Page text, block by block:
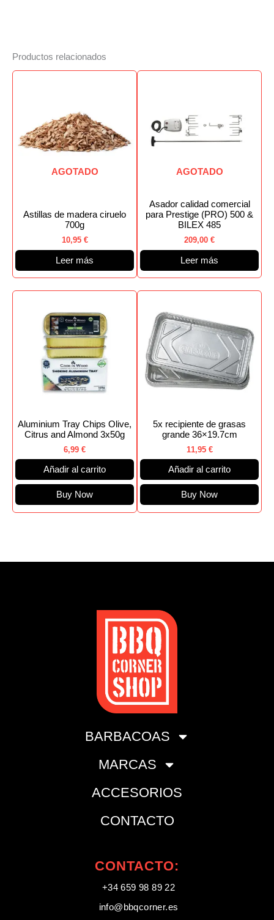
Productos relacionados
AGOTADO
Astillas de madera ciruelo
700g
10,95 €
Leer más
AGOTADO
Asador calidad comercial
para Prestige (PRO) 500 &
BILEX 485
209,00 €
Leer más
Aluminium Tray Chips Olive,
Citrus and Almond 3x50g
6,99 €
Añadir al carrito
Buy Now
5x recipiente de grasas
grande 36×19.7cm
11,95 €
Añadir al carrito
Buy Now
BARBACOAS
MARCAS
ACCESORIOS
CONTACTO
CONTACTO:
+34 659 98 89 22
info@bbqcorner.es​